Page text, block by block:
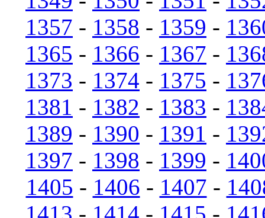
1357 - 1358 - 1359 -
1365 - 1366 - 1367 -
1373 - 1374 - 1375 -
1381 - 1382 - 1383 -
1389 - 1390 - 1391 -
1397 - 1398 - 1399 -
1405 - 1406 - 1407 -